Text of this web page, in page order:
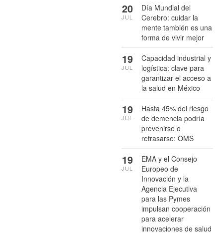
Día Mundial del
Cerebro: cuidar la
mente también es una
forma de vivir mejor
20
JUL
Capacidad industrial y
logística: clave para
garantizar el acceso a
la salud en México
19
JUL
Hasta 45% del riesgo
de demencia podría
prevenirse o
retrasarse: OMS
19
JUL
EMA y el Consejo
Europeo de
Innovación y la
Agencia Ejecutiva
para las Pymes
impulsan cooperación
para acelerar
innovaciones de salud
19
JUL